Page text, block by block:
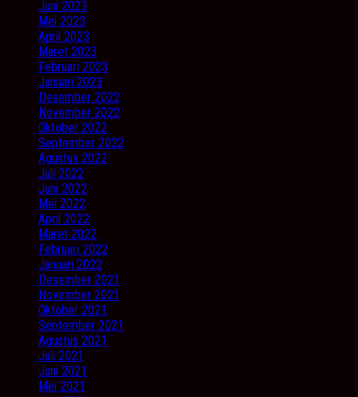
Juni 2023
Mei 2023
April 2023
Maret 2023
Februari 2023
Januari 2023
Desember 2022
November 2022
Oktober 2022
September 2022
Agustus 2022
Juli 2022
Juni 2022
Mei 2022
April 2022
Maret 2022
Februari 2022
Januari 2022
Desember 2021
November 2021
Oktober 2021
September 2021
Agustus 2021
Juli 2021
Juni 2021
Mei 2021